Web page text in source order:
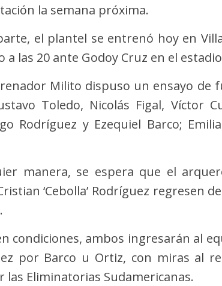
la semana próxima.
el plantel se entrenó hoy en
a las 20 ante Godoy Cruz en el
Milito dispuso un ensayo de
Toledo, Nicolás Figal, Víctor
Rodríguez y Ezequiel Barco;
manera, se espera que el
‘Cebolla’ Rodríguez regresen
condiciones, ambos ingresarán al
por Barco u Ortiz, con miras al
las Eliminatorias Sudamericanas.